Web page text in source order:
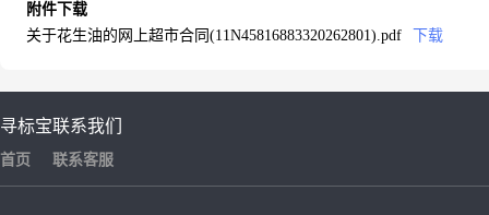
附件下载
关于花生油的网上超市合同(11N45816883320262801).pdf
下载
寻标宝
首页
联系我们
联系客服